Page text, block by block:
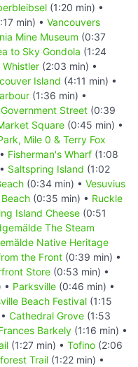
(1:20 min) •
min) • Vancouvers
Mine Museum (0:37
to Sky Gondola (1:24
Whistler (2:03 min) •
Island (4:11 min) •
(1:36 min) •
Government Street (0:39
Square (0:45 min) •
Mile 0 & Terry Fox
Fisherman's Wharf (1:08
Saltspring Island (1:02
(0:34 min) • Vesuvius
(0:35 min) • Ruckle
Island Cheese (0:51
The Steam
Native Heritage
the Front (0:39 min) •
Store (0:53 min) •
• Parksville (0:46 min) •
Beach Festival (1:15
Cathedral Grove (1:53
Barkely (1:16 min) •
(1:27 min) • Tofino (2:06
Trail (1:22 min) •